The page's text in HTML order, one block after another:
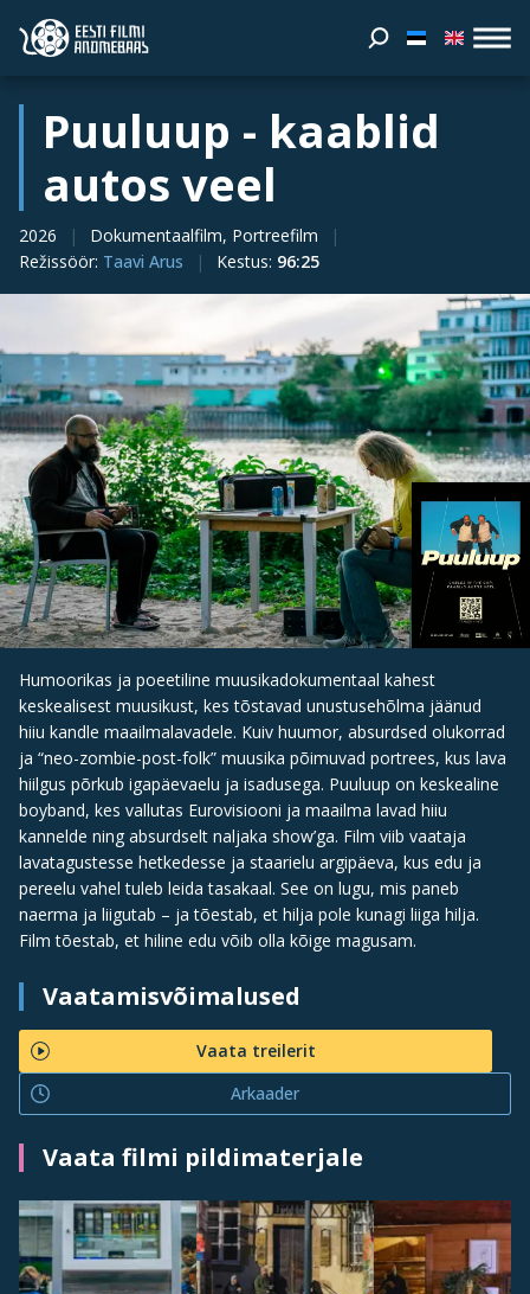
Puuluup - kaablid
autos veel
2026
Dokumentaalfilm, Portreefilm
Režissöör: Taavi Arus Kestus: 96:25
Humoorikas ja poeetiline muusikadokumentaal kahest
keskealisest muusikust, kes tõstavad unustusehõlma jäänud
hiiu kandle maailmalavadele. Kuiv huumor, absurdsed olukorrad
ja “neo-zombie-post-folk” muusika põimuvad portrees, kus lava
hiilgus põrkub igapäevaelu ja isadusega. Puuluup on keskealine
boyband, kes vallutas Eurovisiooni ja maailma lavad hiiu
kannelde ning absurdselt naljaka show’ga. Film viib vaataja
lavatagustesse hetkedesse ja staarielu argipäeva, kus edu ja
pereelu vahel tuleb leida tasakaal. See on lugu, mis paneb
naerma ja liigutab – ja tõestab, et hilja pole kunagi liiga hilja.
Film tõestab, et hiline edu võib olla kõige magusam.
Vaatamisvõimalused
Vaata treilerit
Arkaader
Vaata filmi pildimaterjale